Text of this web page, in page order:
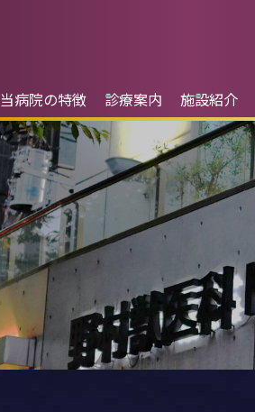
当病院の特徴 診療案内 施設紹介